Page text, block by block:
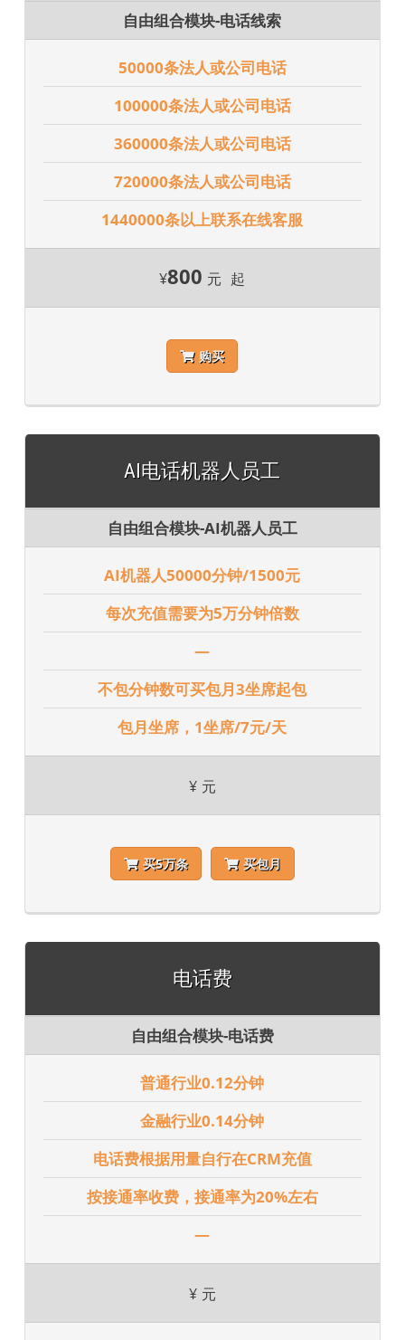
自由组合模块-电话线索
50000条法人或公司电话
100000条法人或公司电话
360000条法人或公司电话
720000条法人或公司电话
1440000条以上联系在线客服
¥800 元 起
购买
AI电话机器人员工
自由组合模块-AI机器人员工
AI机器人50000分钟/1500元
每次充值需要为5万分钟倍数
—
不包分钟数可买包月3坐席起包
包月坐席，1坐席/7元/天
¥ 元
买5万条 买包月
电话费
自由组合模块-电话费
普通行业0.12分钟
金融行业0.14分钟
电话费根据用量自行在CRM充值
按接通率收费，接通率为20%左右
—
¥ 元